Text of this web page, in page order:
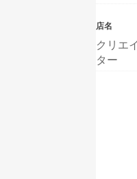
店名
クリエ
ター